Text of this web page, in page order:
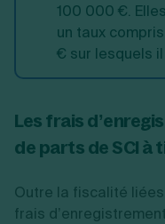
100 000 €.
un taux
€ sur lesquels il
Les frais
de parts de SCI à
Outre la fiscalité
frais